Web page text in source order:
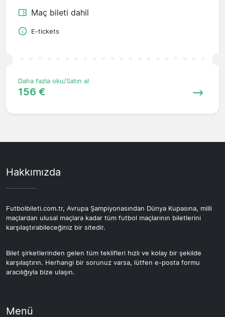
Maç bileti dahil
E-tickets
Daha fazla oku/Satın al
156 €
Hakkımızda
Futbolbileti.com.tr, Avrupa Şampiyonasından Dünya Kupasına, milli
maçlardan ulusal maçlara kadar tüm futbol maçlarının biletlerini
karşılaştırabileceğiniz bir sitedir.
Bilet şirketlerinden gelen tüm teklifleri hızlı ve kolay bir şekilde
karşılaştırın. Herhangi bir sorunuz varsa, lütfen e-posta formu
aracılığıyla bize ulaşın.
Menü